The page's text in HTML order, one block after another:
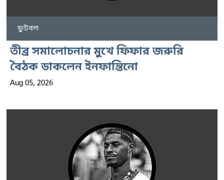
ফুটবল
তীব্র সমালোচনার মুখে ফিফার জরুরি
বৈঠক ডাকলেন ইনফান্তিনো
Aug 05, 2026